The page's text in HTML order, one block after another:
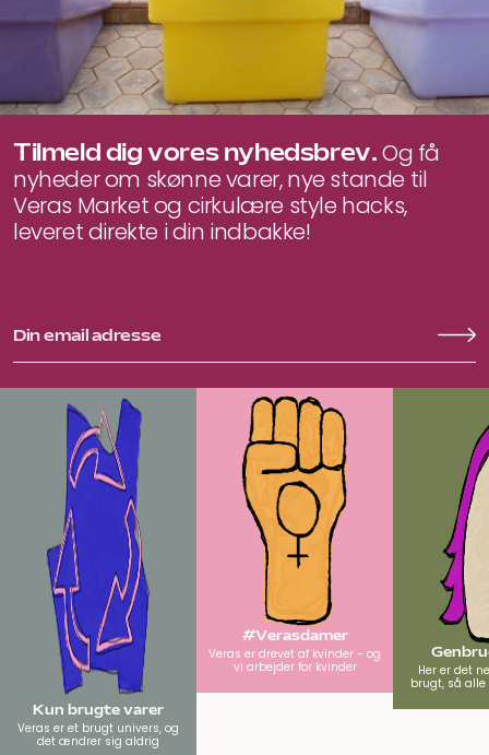
Tilmeld dig vores nyhedsbrev.Og få
nyheder om skønne varer, nye stande til
Veras Market og cirkulære style hacks,
leveret direkte i din indbakke!
Kun brugte varer
Veras er et brugt univers, og
det ændrer sig aldrig
#Verasdamer
Veras er drevet af kvinder - og
vi arbejder for kvinder
Her er det
brugt, så